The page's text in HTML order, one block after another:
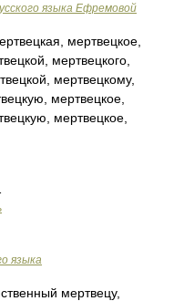
языка Ефремовой
мертвецкое,
мертвецкого,
мертвецкому,
мертвецкое,
мертвецкое,
языка
мертвецу,